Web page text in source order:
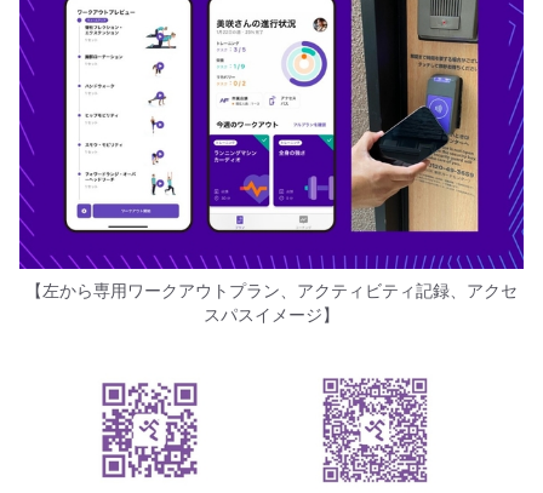
【左から専用ワークアウトプラン、アクティビティ記録、アクセ
スパスイメージ】